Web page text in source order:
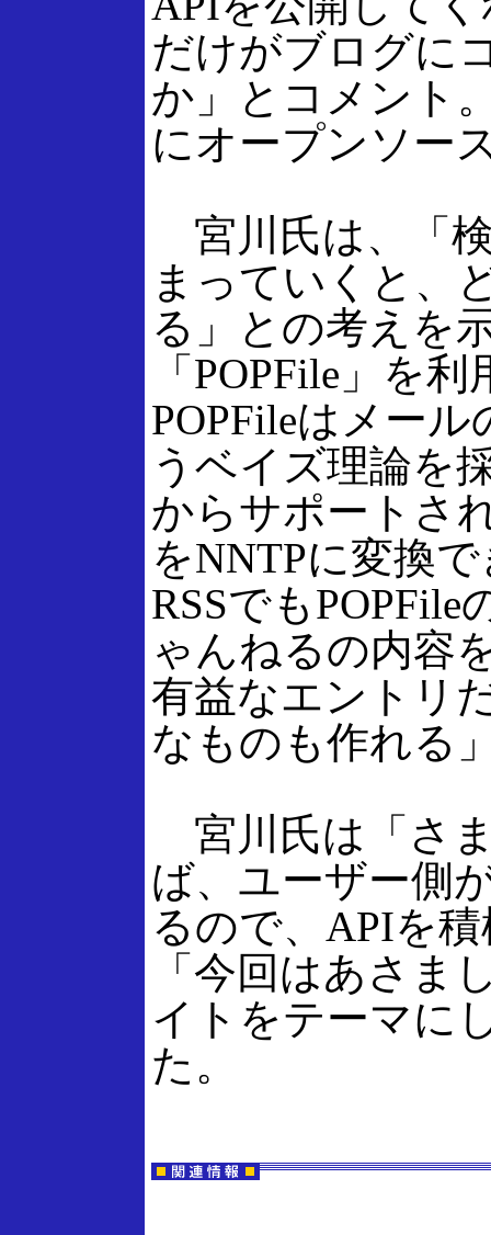
だけがブログに
か」とコメント
にオープンソー
宮川氏は、「
まっていくと、
る」との考えを
「POPFile」を
POPFileはメー
うベイズ理論を
からサポートさ
をNNTPに変換
RSSでも
ゃんねるの内容
有益なエントリ
なものも作れる
宮川氏は「さ
ば、ユーザー側
るので、APIを
「今回はあさま
イトをテーマに
た。